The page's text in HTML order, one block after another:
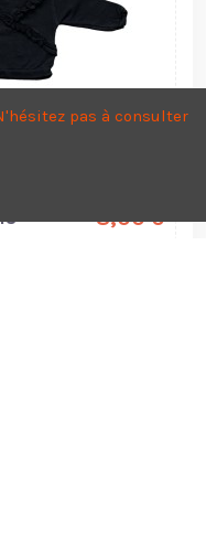
8,00 €
pas à consulter